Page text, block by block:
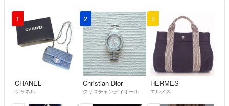
1
CHANEL
シャネル
2
Christian Dior
クリスチャンディオール
3
HERMES
エルメス